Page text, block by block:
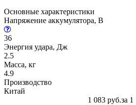
Основные характеристики
Напряжение аккумулятора, В
36
Энергия удара, Дж
2.5
Масса, кг
4.9
Производство
Китай
1 083 руб.за 1